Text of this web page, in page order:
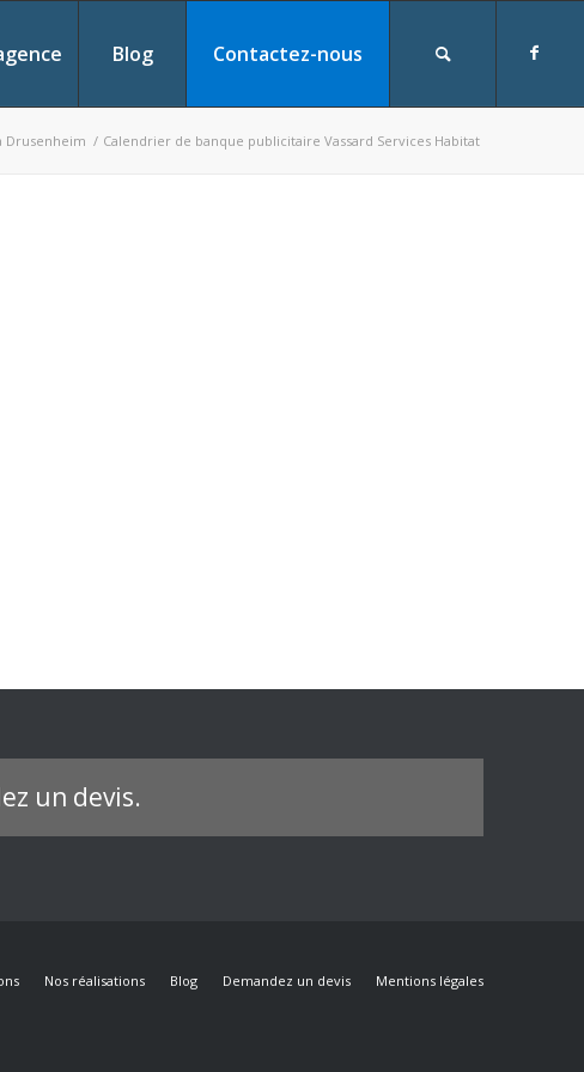
Blog Contactez-nous
Drusenheim / Calendrier de banque publicitaire Vassard Services Habitat
un devis.
Nos réalisations Blog Demandez un devis Mentions légales